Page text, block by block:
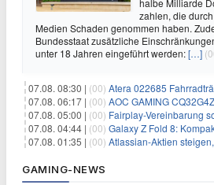
halbe Milliarde
zahlen, die
Medien Schaden genommen haben.
Bundesstaat zusätzliche
unter 18 Jahren eingeführt werden:[…]
07.08. 08:30 | (00) Atera 022685
07.08. 06:17 | (00) AOC GAMING CQ32G4ZA –
07.08. 05:00 | (00) Fairplay-Vereinbarung soll
07.08. 04:44 | (00) Galaxy Z Fold 8: Kompakt,
07.08. 01:35 | (00) Atlassian-Aktien steigen, da
GAMING-NEWS